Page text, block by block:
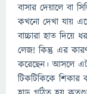
বাসার দেয়ালে বা
কখনো দেখা যায়
বাচ্চারা হাত
লেজ! কিন্তু এর
করেছেন। আসলে
টিকটিকিকে